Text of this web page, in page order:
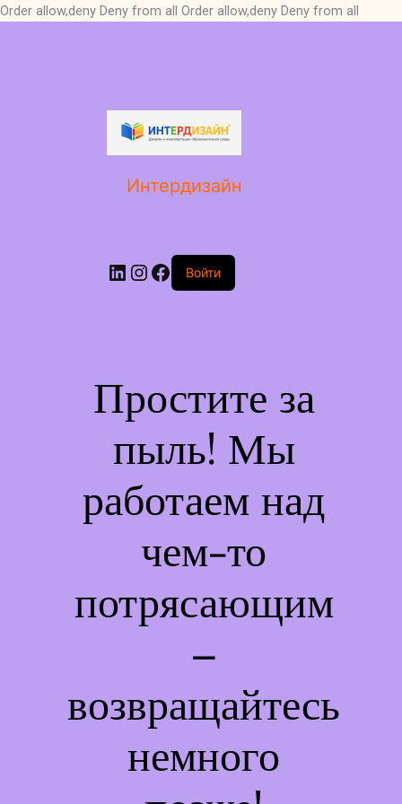
Order allow,deny Deny from all Order allow,deny Deny from all
Интердизайн
LinkedIn
Instagram
Facebook
Войти
Простите за
пыль! Мы
работаем над
чем-то
потрясающим
–
возвращайтесь
немного